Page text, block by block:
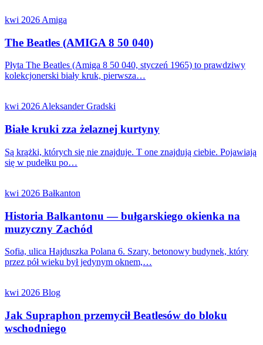
kwi 2026 Amiga
The Beatles (AMIGA 8 50 040)
Płyta The Beatles (Amiga 8 50 040, styczeń 1965) to prawdziwy
kolekcjonerski biały kruk, pierwsza…
kwi 2026 Aleksander Gradski
Białe kruki zza żelaznej kurtyny
Są krążki, których się nie znajduje. T one znajdują ciebie. Pojawiają
się w pudełku po…
kwi 2026 Bałkanton
Historia Balkantonu — bułgarskiego okienka na
muzyczny Zachód
Sofia, ulica Hajduszka Polana 6. Szary, betonowy budynek, który
przez pół wieku był jedynym oknem,…
kwi 2026 Blog
Jak Supraphon przemycił Beatlesów do bloku
wschodniego